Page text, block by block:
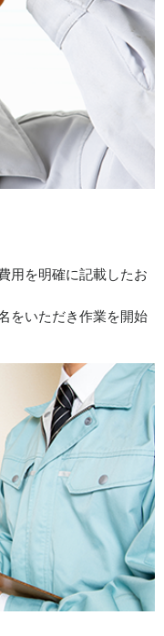
用を明確に記載したお
をいただき作業を開始